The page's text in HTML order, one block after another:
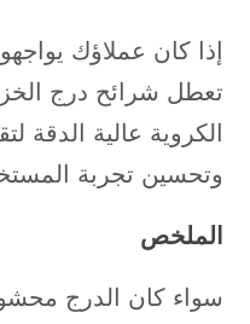
إذا كان عملاؤك
تعطل شرائح درج
الكروية عالية الدقة
وتحسين تجربة
الملخص
سواء كان الدرج